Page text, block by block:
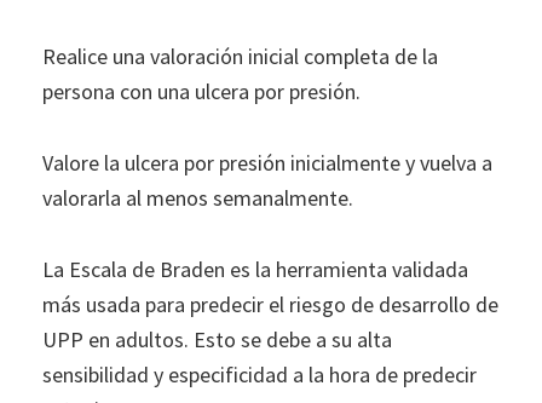
Realice una valoración inicial completa de la
persona con una ulcera por presión.
Valore la ulcera por presión inicialmente y vuelva a
valorarla al menos semanalmente.
La Escala de Braden es la herramienta validada
más usada para predecir el riesgo de desarrollo de
UPP en adultos. Esto se debe a su alta
sensibilidad y especificidad a la hora de predecir